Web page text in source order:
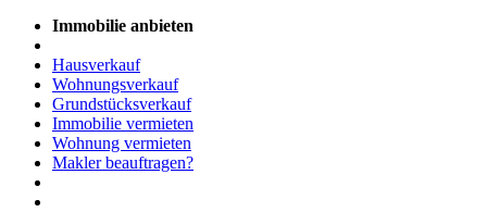
Immobilie anbieten
Hausverkauf
Wohnungsverkauf
Grundstücksverkauf
Immobilie vermieten
Wohnung vermieten
Makler beauftragen?